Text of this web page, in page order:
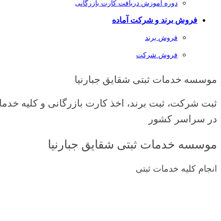
دوره آموزش دریافت کارت بازرگانی
فروش برند و شرکت آماده
فروش برند
فروش شرکت
موسسه خدمات ثبتی شقایق جبارنیا
ثبت شرکت، ثبت برند، اخذ کارت بازرگانی و کلیه
در سراسر کشور
موسسه خدمات ثبتی شقایق جبارنیا
انجام کلیه خدمات ثبتی